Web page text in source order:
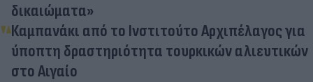
δικαιώματα»
Καμπανάκι από το Ινστιτούτο Αρχιπέλαγος για
ύποπτη δραστηριότητα τουρκικών αλιευτικών
στο Αιγαίο